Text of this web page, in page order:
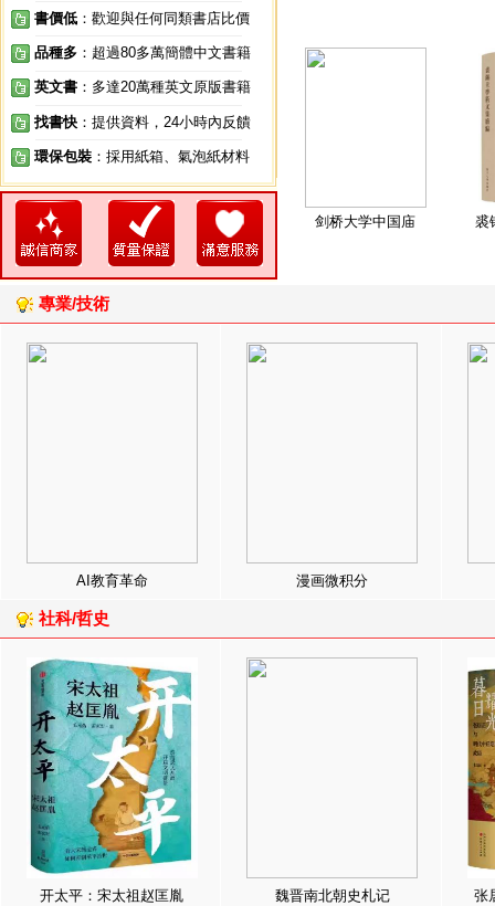
書價低 ：歡迎與任何同類書店比價
品種多 ：超過80多萬簡體中文書籍
英文書 ：多達20萬種英文原版書籍
找書快 ：提供資料，24小時內反饋
環保包裝 ：採用紙箱、氣泡紙材料
剑桥大学中国庙 裘
專業/技術
AI教育革命 漫画微积分
社科/哲史
开太平：宋太祖赵匡胤 魏晋南北朝史札记 张